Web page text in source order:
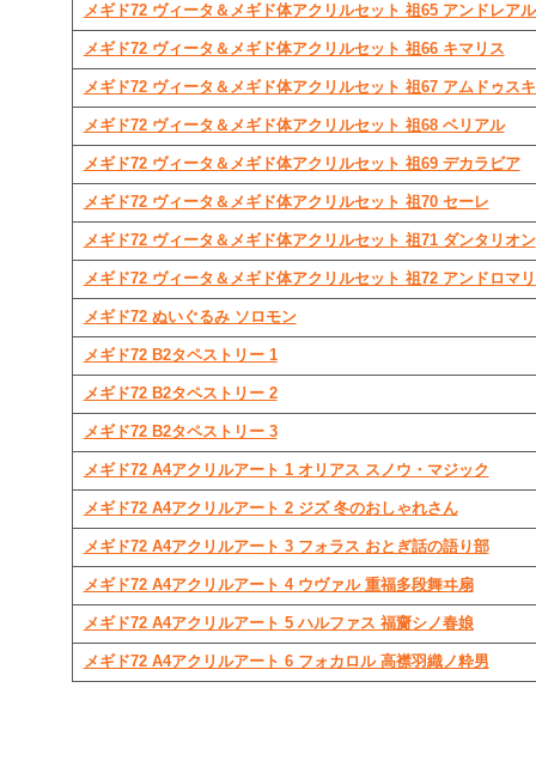
メギド72 ヴィータ＆メギド体アクリルセット 祖65 アンドレア
メギド72 ヴィータ＆メギド体アクリルセット 祖66 キマリス
メギド72 ヴィータ＆メギド体アクリルセット 祖67 アムドゥス
メギド72 ヴィータ＆メギド体アクリルセット 祖68 ベリアル
メギド72 ヴィータ＆メギド体アクリルセット 祖69 デカラビア
メギド72 ヴィータ＆メギド体アクリルセット 祖70 セーレ
メギド72 ヴィータ＆メギド体アクリルセット 祖71 ダンタリオン
メギド72 ヴィータ＆メギド体アクリルセット 祖72 アンドロマ
メギド72 ぬいぐるみ ソロモン
メギド72 B2タペストリー 1
メギド72 B2タペストリー 2
メギド72 B2タペストリー 3
メギド72 A4アクリルアート 1 オリアス スノウ・マジック
メギド72 A4アクリルアート 2 ジズ 冬のおしゃれさん
メギド72 A4アクリルアート 3 フォラス おとぎ話の語り部
メギド72 A4アクリルアート 4 ウヴァル 重福多段舞ヰ扇
メギド72 A4アクリルアート 5 ハルファス 福齎シノ春娘
メギド72 A4アクリルアート 6 フォカロル 高襟羽織ノ粋男